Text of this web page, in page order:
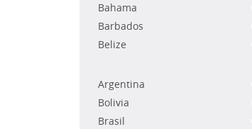
Bahama
Barbados
Belize
Argentina
Bolivia
Brasil